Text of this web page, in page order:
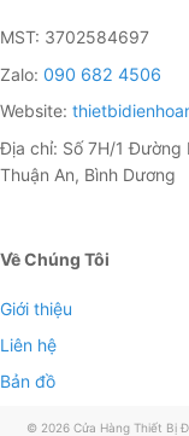
MST: 3702584697
Zalo: 090 682 4506
Website:
Địa chỉ: Số 7H/1 Đường
Thuận An, Bình Dương
Về Chúng Tôi
Giới thiệu
Liên hệ
Bản đồ
© 2026 Cửa Hàng Thiết Bị